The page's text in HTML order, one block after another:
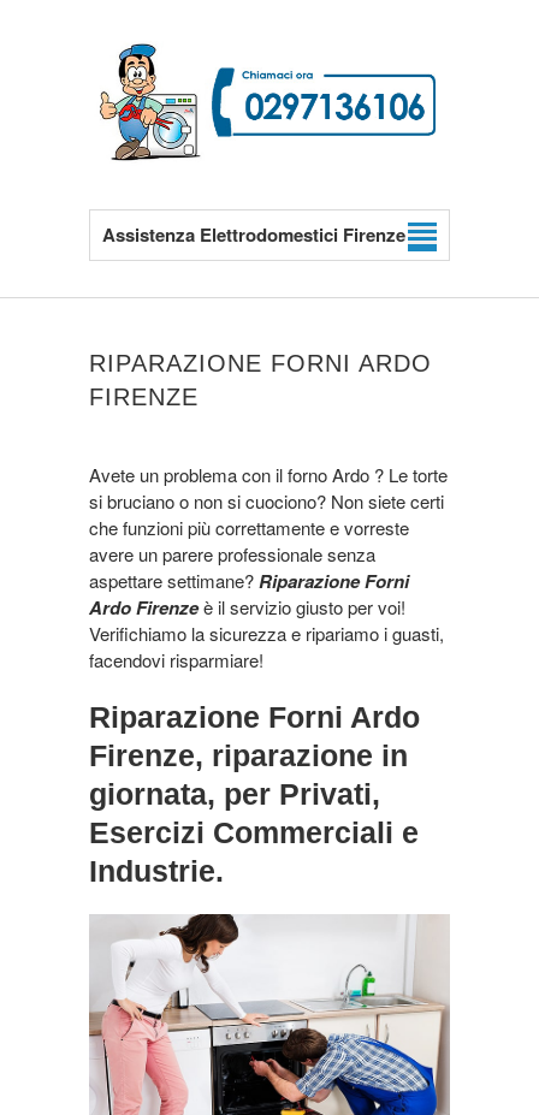
Assistenza Elettrodomestici Firenze
RIPARAZIONE FORNI ARDO
FIRENZE
Avete un problema con il forno Ardo ? Le torte
si bruciano o non si cuociono? Non siete certi
che funzioni più correttamente e vorreste
avere un parere professionale senza
aspettare settimane?Riparazione Forni
Ardo Firenzeè il servizio giusto per voi!
Verifichiamo la sicurezza e ripariamo i guasti,
facendovi risparmiare!
Riparazione Forni Ardo
Firenze, riparazione in
giornata, per Privati,
Esercizi Commerciali e
Industrie.